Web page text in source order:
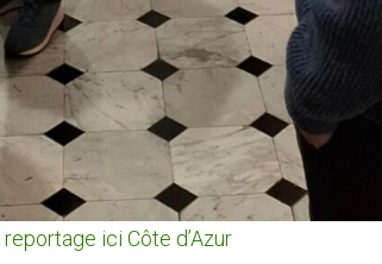
reportage ici Côte d’Azur